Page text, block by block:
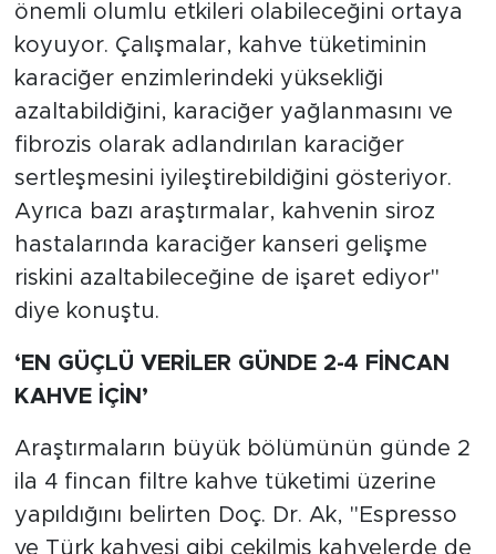
önemli olumlu etkileri olabileceğini ortaya
koyuyor. Çalışmalar, kahve tüketiminin
karaciğer enzimlerindeki yüksekliği
azaltabildiğini, karaciğer yağlanmasını ve
fibrozis olarak adlandırılan karaciğer
sertleşmesini iyileştirebildiğini gösteriyor.
Ayrıca bazı araştırmalar, kahvenin siroz
hastalarında karaciğer kanseri gelişme
riskini azaltabileceğine de işaret ediyor"
diye konuştu.
‘EN GÜÇLÜ VERİLER GÜNDE 2-4 FİNCAN
KAHVE İÇİN’
Araştırmaların büyük bölümünün günde 2
ila 4 fincan filtre kahve tüketimi üzerine
yapıldığını belirten Doç. Dr. Ak, "Espresso
ve Türk kahvesi gibi çekilmiş kahvelerde de